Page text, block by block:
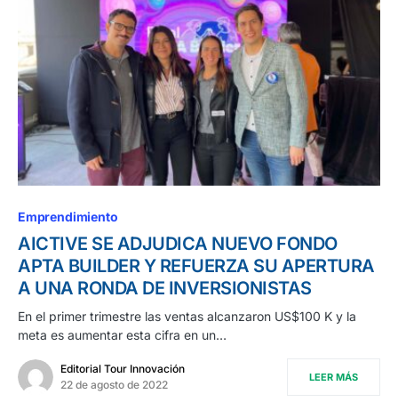
Emprendimiento
AICTIVE SE ADJUDICA NUEVO FONDO
APTA BUILDER Y REFUERZA SU APERTURA
A UNA RONDA DE INVERSIONISTAS
En el primer trimestre las ventas alcanzaron US$100 K y la
meta es aumentar esta cifra en un…
Editorial Tour Innovación
22 de agosto de 2022
LEER MÁS